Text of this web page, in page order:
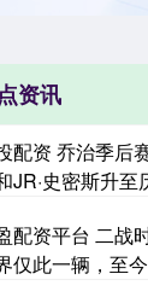
资讯
配资 乔治季后
JR·史密斯升至
配资平台 二战
仅此一辆，至